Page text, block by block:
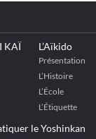
KAÏ L’Aïkido
Présentation
L’Histoire
L’École
L’Étiquette
le Yoshinkan